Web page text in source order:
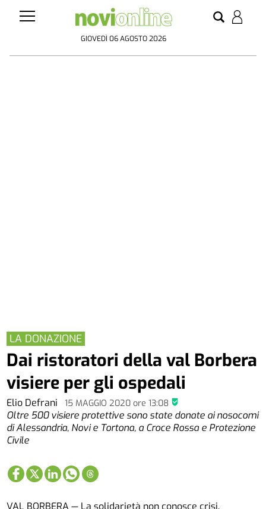
GIOVEDÌ 06 AGOSTO 2026
Elio Defrani 15 MAGGIO 2020ore 13:08
LA DONAZIONE
Dai ristoratori della val Borbera
visiere per gli ospedali
Oltre 500 visiere protettive sono state donate ai nosocomi
di Alessandria, Novi e Tortona, a Croce Rossa e Protezione
Civile
VAL BORBERA — La solidarietà non conosce crisi.